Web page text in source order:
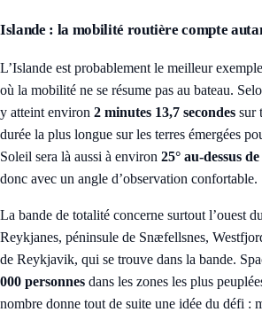
Islande : la mobilité routière compte
L’Islande est probablement le meilleur
où la mobilité ne se résume pas au bateau.
y atteint environ 2 minutes 13,7 secondes sur
durée la plus longue sur les terres émergées
Soleil sera là aussi à environ 25° au-dessus
donc avec un angle d’observation confortable.
La bande de totalité concerne surtout l’ouest
Reykjanes, péninsule de Snæfellsnes,
de Reykjavik, qui se trouve dans la bande.
000 personnes dans les zones les plus
nombre donne tout de suite une idée du défi :